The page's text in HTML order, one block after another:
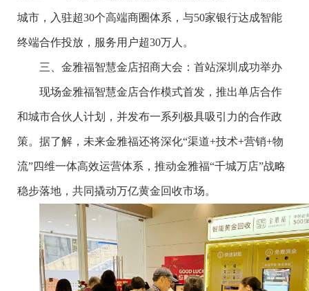
城市，入驻超30个高端商圈体系，与50家银行达成智能
终端合作投放，服务用户超30万人。
三、金雅福智慧金店招商大会：首站深圳成功举办
现场金雅福智慧金店合作模式首发，推出单店合作
和城市合伙人计划，并发布一系列极具吸引力的合作政
策。据了解，未来金雅福还将深化“渠道+技术+营销+物
流”四维一体高效运营体系，推动金雅福“千城万店”战略
稳步落地，共同撬动万亿黄金回收市场。